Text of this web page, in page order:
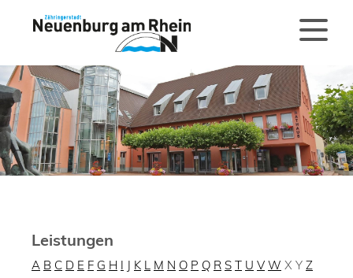
Leistungen
A B C D E F G H I J K L M N O P Q R S T U V W X Y Z